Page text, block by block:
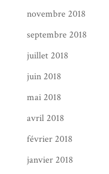
novembre 2018
septembre 2018
juillet 2018
juin 2018
mai 2018
avril 2018
février 2018
janvier 2018